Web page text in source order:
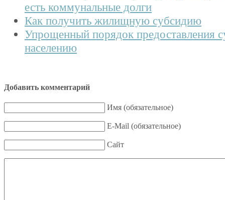
есть коммунальные долги
Как получить жилищную субсидию
Упрощенный порядок предоставления
населению
Добавить комментарий
Имя (обязательное)
E-Mail (обязательное)
Сайт